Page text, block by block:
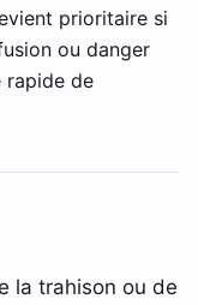
prioritaire si
ou danger
rapide de
la trahison ou de